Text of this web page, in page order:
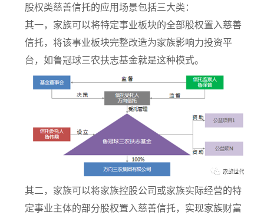
股权类慈善信托的应用场景包括三大类：
其一，家族可以将特定事业板块的全部股权置入慈善
信托，将该事业板块完整改造为家族影响力投资平
台，如鲁冠球三农扶志基金就是这种模式。
其二，家族可以将家族控股公司或家族实际经营的特
定事业主体的部分股权置入慈善信托，实现家族财富